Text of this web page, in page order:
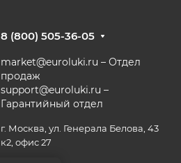
8 (800) 505-36-05
market@euroluki.ru – Отдел
продаж
support@euroluki.ru –
Гарантийный отдел
г. Москва, ул. Генерала Белова, 43
к2, офис 27